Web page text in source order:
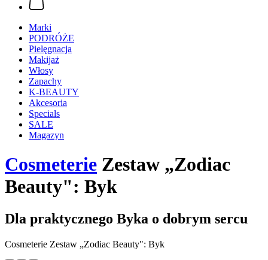
Marki
PODRÓŻE
Pielęgnacja
Makijaż
Włosy
Zapachy
K-BEAUTY
Akcesoria
Specials
SALE
Magazyn
Cosmeterie Zestaw „Zodiac
Beauty": Byk
Dla praktycznego Byka o dobrym sercu
Cosmeterie Zestaw „Zodiac Beauty": Byk